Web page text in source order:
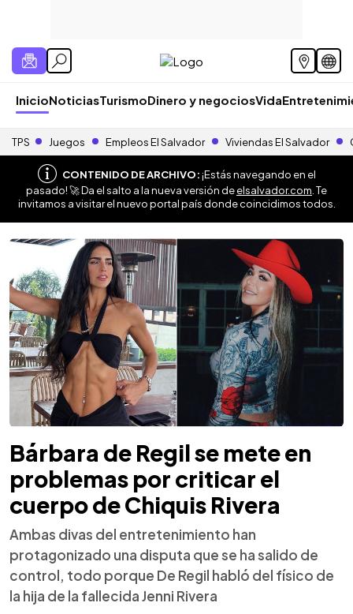
InicioNoticiasTurismoDinero y negociosVida
TPS Juegos Empleos El Salvador Viviendas El Salvador
CONTENIDO DE ARCHIVO:¡Estás navegando en el
pasado! 🚀 Da el salto a la nueva versión deelsalvador.com . Te
invitamos a visitar el nuevo portal país donde coincidimos todos.
Bárbara de Regil se mete en
problemas por criticar el
cuerpo de Chiquis Rivera
Ambas divas del entretenimiento han
protagonizado una disputa que se ha salido de
control, todo porque De Regil habló del físico de
la hija de la fallecida Jenni Rivera